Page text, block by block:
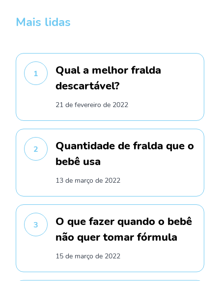
Mais lidas
1
Qual a melhor fralda
descartável?
21 de fevereiro de 2022
2
Quantidade de fralda que o
bebê usa
13 de março de 2022
3
O que fazer quando o bebê
não quer tomar fórmula
15 de março de 2022